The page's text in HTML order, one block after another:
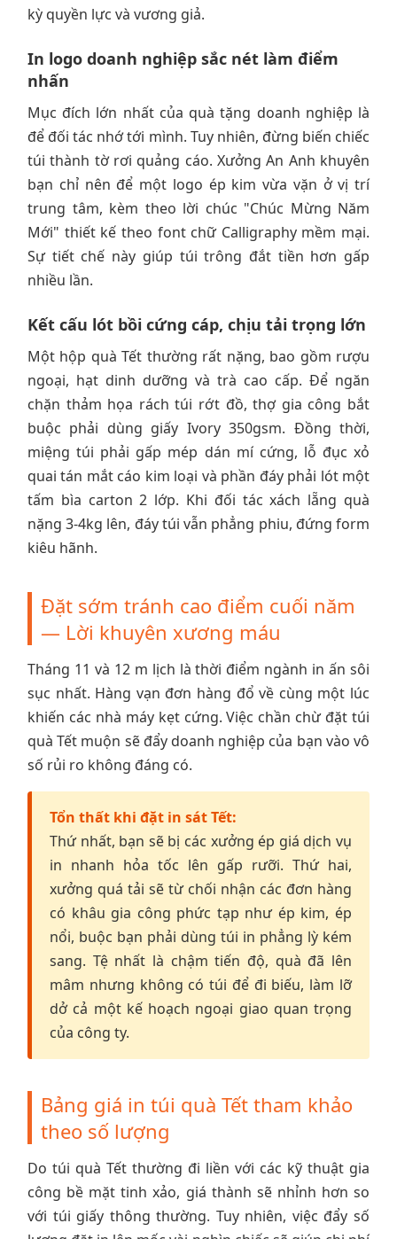
kỳ quyền lực và vương giả.
In logo doanh nghiệp sắc nét làm điểm
nhấn
Mục đích lớn nhất của quà tặng doanh nghiệp là
để đối tác nhớ tới mình. Tuy nhiên, đừng biến chiếc
túi thành tờ rơi quảng cáo. Xưởng An Anh khuyên
bạn chỉ nên để một logo ép kim vừa vặn ở vị trí
trung tâm, kèm theo lời chúc "Chúc Mừng Năm
Mới" thiết kế theo font chữ Calligraphy mềm mại.
Sự tiết chế này giúp túi trông đắt tiền hơn gấp
nhiều lần.
Kết cấu lót bồi cứng cáp, chịu tải trọng lớn
Một hộp quà Tết thường rất nặng, bao gồm rượu
ngoại, hạt dinh dưỡng và trà cao cấp. Để ngăn
chặn thảm họa rách túi rớt đồ, thợ gia công bắt
buộc phải dùng giấy Ivory 350gsm. Đồng thời,
miệng túi phải gấp mép dán mí cứng, lỗ đục xỏ
quai tán mắt cáo kim loại và phần đáy phải lót một
tấm bìa carton 2 lớp. Khi đối tác xách lẵng quà
nặng 3-4kg lên, đáy túi vẫn phẳng phiu, đứng form
kiêu hãnh.
Đặt sớm tránh cao điểm cuối năm
— Lời khuyên xương máu
Tháng 11 và 12 m lịch là thời điểm ngành in ấn sôi
sục nhất. Hàng vạn đơn hàng đổ về cùng một lúc
khiến các nhà máy kẹt cứng. Việc chần chừ đặt túi
quà Tết muộn sẽ đẩy doanh nghiệp của bạn vào vô
số rủi ro không đáng có.
Tổn thất khi đặt in sát Tết:
Thứ nhất, bạn sẽ bị các xưởng ép giá dịch vụ
in nhanh hỏa tốc lên gấp rưỡi. Thứ hai,
xưởng quá tải sẽ từ chối nhận các đơn hàng
có khâu gia công phức tạp như ép kim, ép
nổi, buộc bạn phải dùng túi in phẳng lỳ kém
sang. Tệ nhất là chậm tiến độ, quà đã lên
mâm nhưng không có túi để đi biếu, làm lỡ
dở cả một kế hoạch ngoại giao quan trọng
của công ty.
Bảng giá in túi quà Tết tham khảo
theo số lượng
Do túi quà Tết thường đi liền với các kỹ thuật gia
công bề mặt tinh xảo, giá thành sẽ nhỉnh hơn so
với túi giấy thông thường. Tuy nhiên, việc đẩy số